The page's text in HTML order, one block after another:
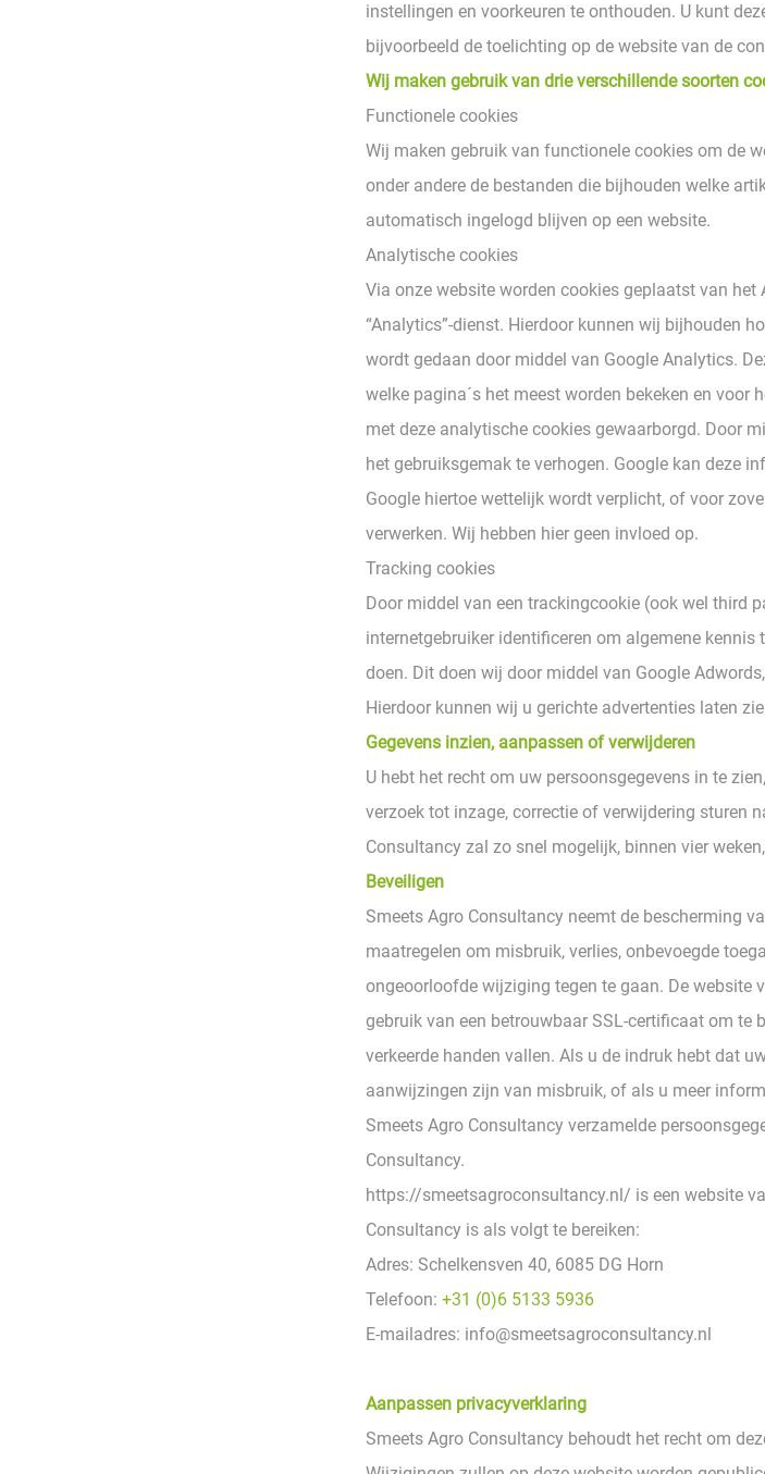
instellingen en voorkeuren te onthouden. U kunt
bijvoorbeeld de toelichting op de website van de
Wij maken gebruik van drie verschillende soorten
Functionele cookies
Wij maken gebruik van functionele cookies om de
onder andere de bestanden die bijhouden welke
automatisch ingelogd blijven op een website.
Analytische cookies
Via onze website worden cookies geplaatst van het
“Analytics”-dienst. Hierdoor kunnen wij bijhouden
wordt gedaan door middel van Google Analytics.
welke pagina´s het meest worden bekeken en voor
met deze analytische cookies gewaarborgd. Door
het gebruiksgemak te verhogen. Google kan deze
Google hiertoe wettelijk wordt verplicht, of voor
verwerken. Wij hebben hier geen invloed op.
Tracking cookies
Door middel van een trackingcookie (ook wel third
internetgebruiker identificeren om algemene
doen. Dit doen wij door middel van Google
Hierdoor kunnen wij u gerichte advertenties laten
Gegevens inzien, aanpassen of verwijderen
U hebt het recht om uw persoonsgegevens in te
verzoek tot inzage, correctie of verwijdering sturen
Consultancy zal zo snel mogelijk, binnen vier
Beveiligen
Smeets Agro Consultancy neemt de bescherming
maatregelen om misbruik, verlies, onbevoegde
ongeoorloofde wijziging tegen te gaan. De website
gebruik van een betrouwbaar SSL-certificaat om te
verkeerde handen vallen. Als u de indruk hebt dat
aanwijzingen zijn van misbruik, of als u meer
Smeets Agro Consultancy verzamelde
Consultancy.
https://smeetsagroconsultancy.nl/ is een website
Consultancy is als volgt te bereiken:
Adres: Schelkensven 40, 6085 DG Horn
Telefoon: +31 (0)6 5133 5936
E-mailadres: info@smeetsagroconsultancy.nl
Aanpassen privacyverklaring
Smeets Agro Consultancy behoudt het recht om